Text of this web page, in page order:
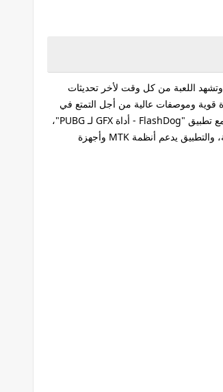
اللعبة من كل وقت لأخر تحديثات
قوية وموصفات عالية من أجل التمتع في
العب، وهناك الكثير من الاعبين أجهزتهم متوسطة ولا تعمل اللعبة جيد عليها، ولهذا مع تطبيق "FlashDog - أداة GFX لـ PUBG"،
سوف يساعد بشكل كبير على تحسين أداءة اللعبة عبر الأجهزة الضعيفة والمتوسطة، والتطبيق يدعم أنظمة MTK وأجهزة